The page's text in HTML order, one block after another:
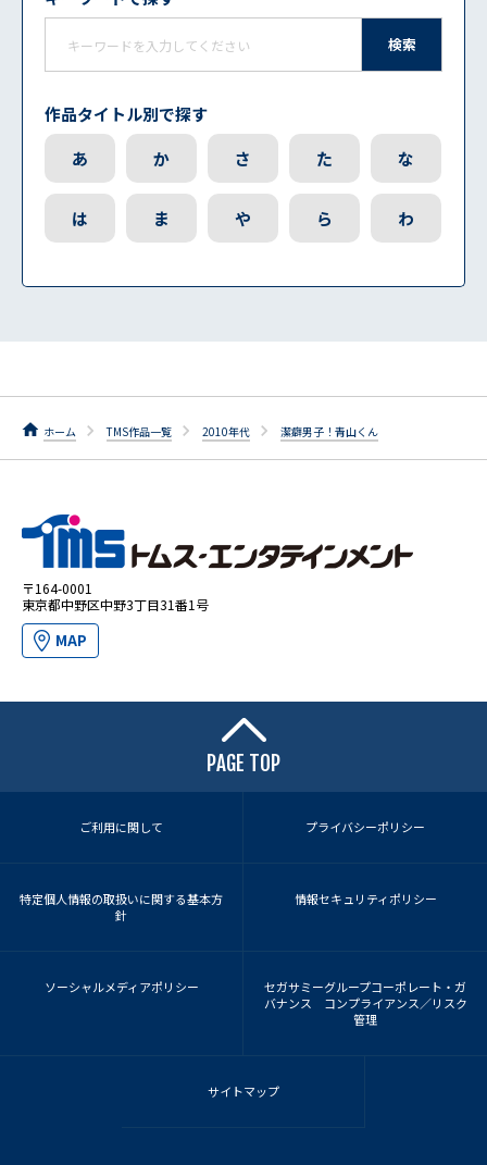
検索
作品タイトル別で探す
あ
か さ た な
は ま や ら わ
ホーム TMS作品一覧 2010年代 潔癖男子！青山くん
〒164-0001
東京都中野区中野3丁目31番1号
MAP
PAGE TOP
ご利用に関して プライバシーポリシー
特定個人情報の取扱いに関する基本方
針
情報セキュリティポリシー
ソーシャルメディアポリシー
セガサミーグループコーポレート・ガ
バナンス コンプライアンス／リスク
管理
サイトマップ